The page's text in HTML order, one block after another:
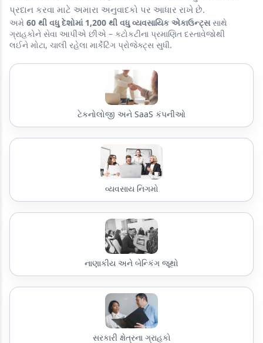
પ્રદાન કરવા માટે અમારા અનુવાદકો પર આધાર રાખે છે.
અમે 60 થી વધુ દેશોમાં 1,200 થી વધુ વ્યવસાયિક એકાઉન્ટ્સસાથે
ગ્રાહકોને સેવા આપીએ છીએ – કટોકટીના પ્રમાણિત દસ્તાવેજોથી
લઈને મોટા, ચાલી રહેલા માર્કેટિંગ પ્રોજેક્ટ્સ સુધી.
ટેકનોલોજી અને SaaS કંપનીઓ
વ્યવસાય નિગમો
નાણાકીય અને બેન્કિંગ જૂથો
સરકારી ક્ષેત્રના ગ્રાહકો